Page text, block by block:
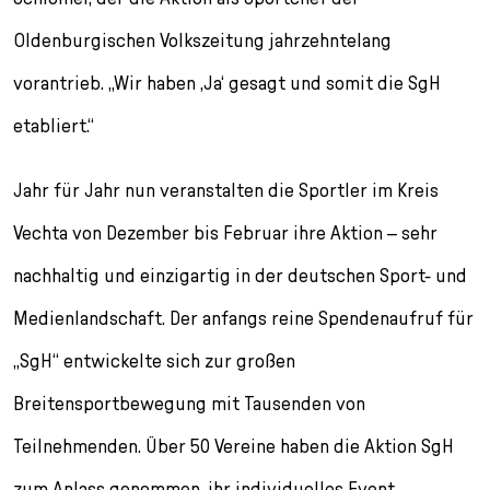
Oldenburgischen Volkszeitung jahrzehntelang
vorantrieb. „Wir haben ‚Ja‘ gesagt und somit die SgH
etabliert.“
Jahr für Jahr nun veranstalten die Sportler im Kreis
Vechta von Dezember bis Februar ihre Aktion – sehr
nachhaltig und einzigartig in der deutschen Sport- und
Medienlandschaft. Der anfangs reine Spendenaufruf für
„SgH“ entwickelte sich zur großen
Breitensportbewegung mit Tausenden von
Teilnehmenden. Über 50 Vereine haben die Aktion SgH